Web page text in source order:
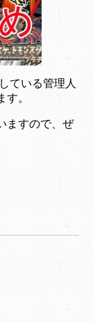
ている管理人
。
ますので、ぜ